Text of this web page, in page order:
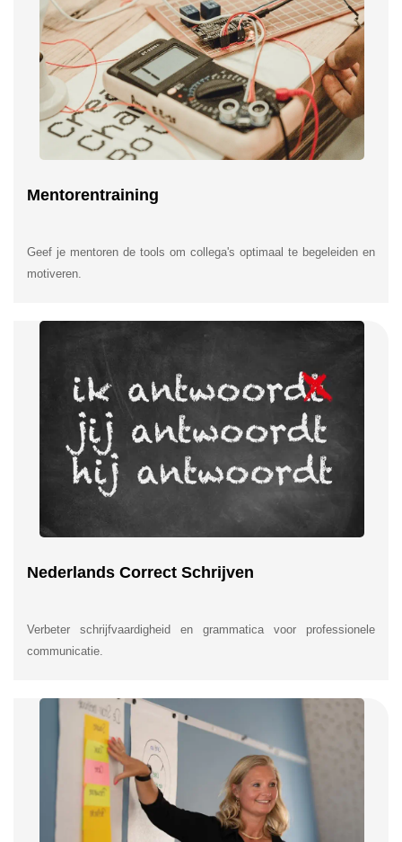
Mentorentraining
Geef je mentoren de tools om collega's optimaal te begeleiden en
motiveren.
Nederlands Correct Schrijven
Verbeter schrijfvaardigheid en grammatica voor professionele
communicatie.